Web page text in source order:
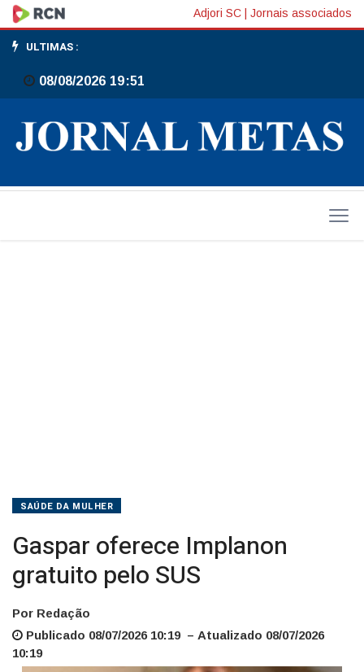
Gaspar
oferece
Implanon
gratuito
pelo
SUS
Adjori SC Jornais associados
ULTIMAS :
08/08/2026 19:51
SAÚDE DA MULHER
Gaspar oferece Implanon
gratuito pelo SUS
Por Redação
Publicado 08/07/2026 10:19 – Atualizado 08/07/2026
10:19